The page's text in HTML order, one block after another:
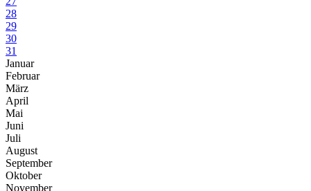
28
29
30
31
Januar
Februar
März
April
Mai
Juni
Juli
August
September
Oktober
November